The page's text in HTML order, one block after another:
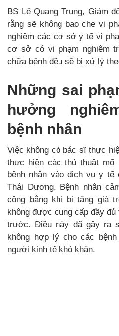
BS Lê Quang Trung, Giám
rằng sẽ không bao che vi
nghiêm các cơ sở y tế vi
cơ sở có vi phạm nghiêm
chữa bệnh đều sẽ bị xử lý
Những sai
hưởng
bệnh nhân
Việc không có bác sĩ thực
thực hiện các thủ thuật mổ
bệnh nhân vào dịch vụ y tế
Thái Dương. Bệnh nhân
công bằng khi bị tăng giá
không được cung cấp đầy
trước. Điều này đã gây ra
không hợp lý cho các
người kinh tế khó khăn.